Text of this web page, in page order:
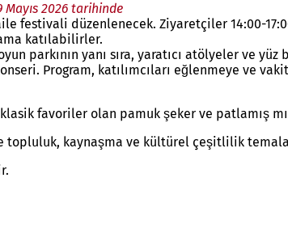
Mayıs 2026 tarihinde
festivali düzenlenecek. Ziyaretçiler 14:00-
katılabilirler.
parkının yanı sıra, yaratıcı atölyeler ve
Program, katılımcıları eğlenmeye ve
favoriler olan pamuk şeker ve patlamış
kaynaşma ve kültürel çeşitlilik